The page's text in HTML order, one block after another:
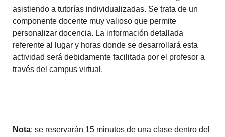
asistiendo a tutorías individualizadas. Se trata de un
componente docente muy valioso que permite
personalizar docencia. La información detallada
referente al lugar y horas donde se desarrollará esta
actividad será debidamente facilitada por el profesor a
través del campus virtual.
Nota: se reservarán 15 minutos de una clase dentro del